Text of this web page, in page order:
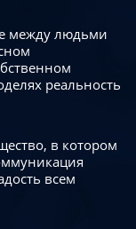
между людьми
реальность
в котором
всем